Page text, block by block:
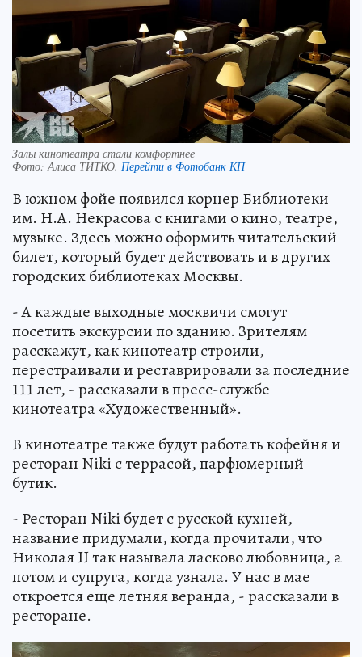
Залы кинотеатра стали комфортнее
Фото:Алиса ТИТКО. Перейти в Фотобанк КП
В южном фойе появился корнер Библиотеки
им. Н.А. Некрасова с книгами о кино, театре,
музыке. Здесь можно оформить читательский
билет, который будет действовать и в других
городских библиотеках Москвы.
- А каждые выходные москвичи смогут
посетить экскурсии по зданию. Зрителям
расскажут, как кинотеатр строили,
перестраивали и реставрировали за последние
111 лет, - рассказали в пресс-службе
кинотеатра «Художественный».
В кинотеатре также будут работать кофейня и
ресторан Niki с террасой, парфюмерный
бутик.
- Ресторан Niki будет с русской кухней,
название придумали, когда прочитали, что
Николая II так называла ласково любовница, а
потом и супруга, когда узнала. У нас в мае
откроется еще летняя веранда, - рассказали в
ресторане.